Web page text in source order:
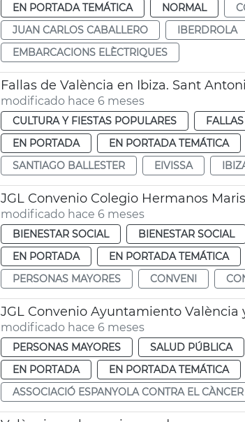
EN PORTADA TEMÁTICA
NORMAL
JUAN CARLOS CABALLERO
IBERDROLA
EMBARCACIONS ELÈCTRIQUES
Fallas de València en Ibiza. Sant
modificado hace 6 meses
CULTURA Y FIESTAS POPULARES FALLAS
EN PORTADA
EN PORTADA TEMÁTICA
SANTIAGO BALLESTER
EIVISSA
JGL Convenio Colegio Hermanos
modificado hace 6 meses
BIENESTAR SOCIAL BIENESTAR SOCIAL
EN PORTADA
EN PORTADA TEMÁTICA
PERSONAS MAYORES
CONVENI
JGL Convenio Ayuntamiento
modificado hace 6 meses
PERSONAS MAYORES SALUD PÚBLICA
EN PORTADA
EN PORTADA TEMÁTICA
ASSOCIACIÓ ESPANYOLA CONTRA EL CÀNCER